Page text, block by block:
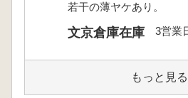
若干の薄ヤケあり。
文京倉庫在庫 3営業
もっと見る